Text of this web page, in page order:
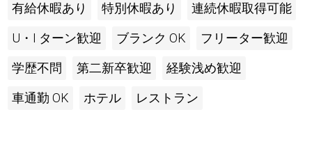
有給休暇あり 特別休暇あり 連続休暇取得可能
U・I ターン歓迎 ブランク OK フリーター歓迎
学歴不問 第二新卒歓迎 経験浅め歓迎
車通勤 OK ホテル レストラン